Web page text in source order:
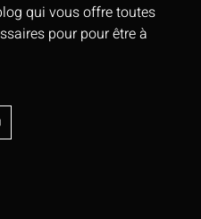
qui vous offre toutes
pour pour être à